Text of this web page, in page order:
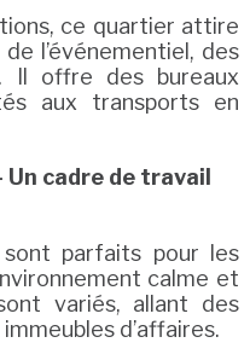
ce quartier attire
l’événementiel, des
Il offre des bureaux
aux transports en
cadre de travail
parfaits pour les
calme et
variés, allant des
d’affaires.